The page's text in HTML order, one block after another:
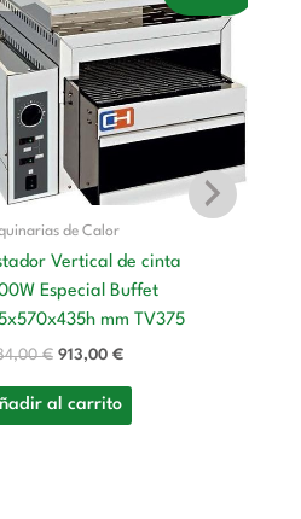
de Calor
Vertical de cinta
Especial Buffet
mm TV375
€
original
era:
1.484,00 €.
913,00 €
actual
es:
913,00 €.
al carrito